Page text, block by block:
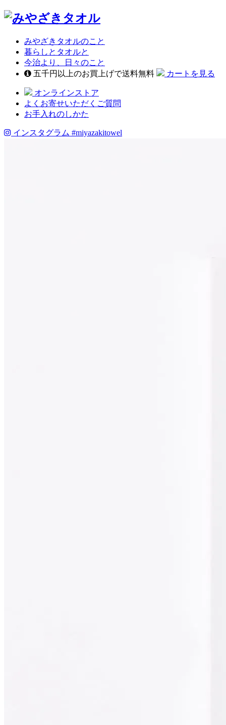
みやざきタオルのこと
暮らしとタオルと
今治より、日々のこと
五千円以上のお買上げで送料無料
カートを見る
オンラインストア
よくお寄せいただくご質問
お手入れのしかた
インスタグラム #miyazakitowel